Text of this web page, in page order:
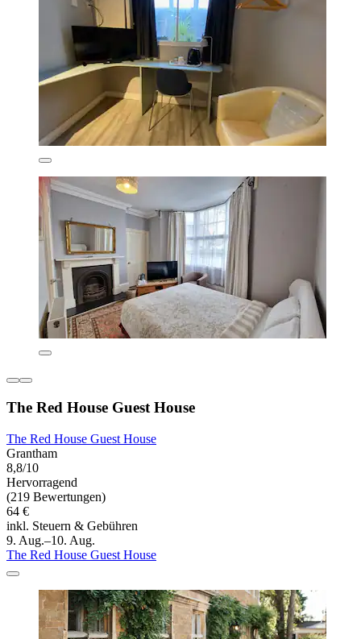
The Red House Guest House
The Red House Guest House
Grantham
8,8/10
Hervorragend
(219 Bewertungen)
64 €
inkl. Steuern & Gebühren
9. Aug.–10. Aug.
The Red House Guest House